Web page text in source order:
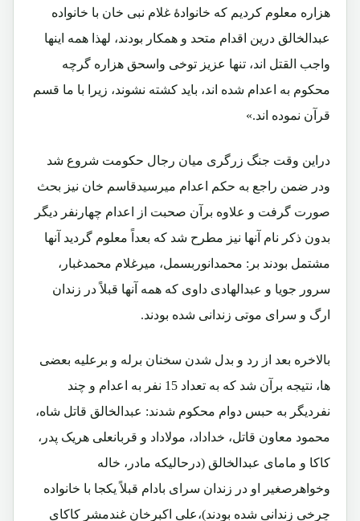
هزاره معلوم کردیم که خانوادۀ غلام نبی خان با خانواده
عبدالخالق درین اقدام متحد و همکار بودند، لهذا همه اینها
واجب القتل اند، تنها عزیز توخی واسحق هزاره گرچه
محکوم به اعدام شده اند، باید کشته نشوند، زیرا با ما قسم
قرآن نموده اند.»
دراین وقت جنگ زرگری میان رجال حکومت شروع شد
ودر ضمن راجع به حکم اعدام میرسیدقاسم خان نیز بحث
صورت گرفت و علاوه برآن صحبت از اعدام چهارنفر دیگر
بدون ذکر نام آنها نیز مطرح شد که بعداً معلوم گردید آنها
مشتمل بودند بر: محمدانوربسمل، میرغلام محمدغبار،
سرور جویا و عبدالهادی داوی که همه آنها قبلاً در زندان
ارگ و سرای موتی زندانی شده بودند.
بالاخره بعد از رد و بدل شدن سخنان برله و برعلیه بعضی
ها، نتیجه برآن شد که به تعداد 15 نفر به اعدام و چند
نفردیگر به حبس دوام محکوم شدند: عبدالخالق قاتل شاه،
محمود معاون قاتل، خداداد، مولاداد و قربانعلی هریک پدر،
کاکا و مامای عبدالخالق (درحالیکه مادر، خاله
وخواهرصغیر او در زندان سرای بادام قبلاً یکجا با خانواده
چرخی زندانی شده بودند)،علی اکبرخان غندمشر کاکای